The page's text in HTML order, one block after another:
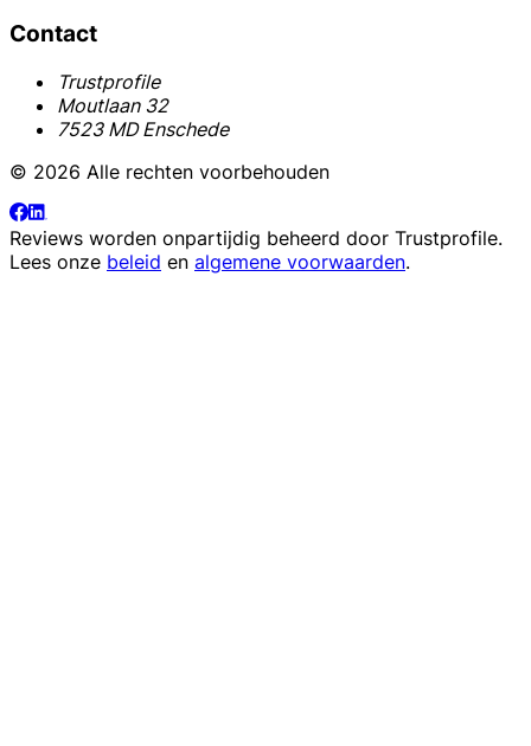
Contact
Trustprofile
Moutlaan 32
7523 MD Enschede
© 2026 Alle rechten voorbehouden
Reviews worden onpartijdig beheerd door Trustprofile.
Lees onze beleid en algemene voorwaarden.